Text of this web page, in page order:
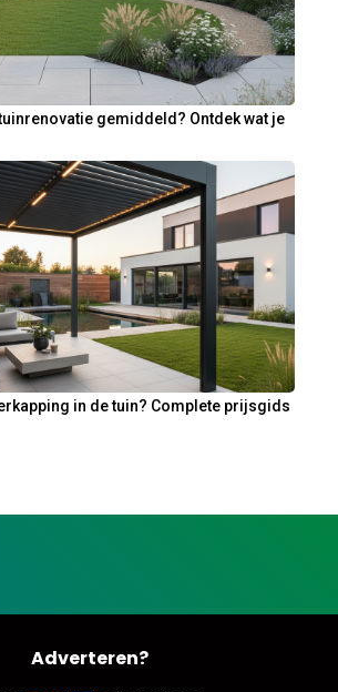
gemiddeld? Ontdek wat je
in de tuin? Complete prijsgids
Adverteren?